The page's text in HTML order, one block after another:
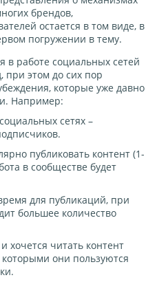
брендов,
остается в том виде, в
погружении в тему.
работе социальных сетей
при этом до сих пор
которые уже давно
Например:
сетях –
публиковать контент (1-
в сообществе будет
для публикаций, при
большее количество
хочется читать контент
которыми они пользуются